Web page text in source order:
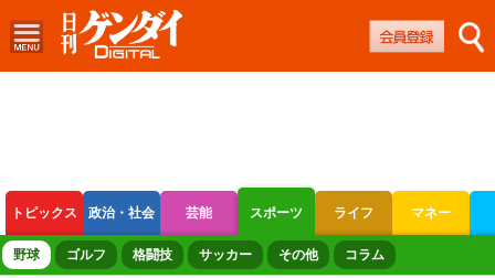
トピックス 政治・社会 芸能 スポーツ ライフ マネー
ボートレース 競輪 オートレース
野球 ゴルフ 格闘技 サッカー その他 コラム